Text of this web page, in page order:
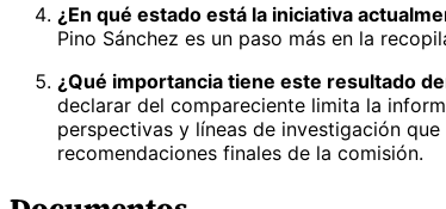
¿En qué estado está la iniciativa
Pino Sánchez es un paso más en la
¿Qué importancia tiene este resultado
declarar del compareciente limita la
perspectivas y líneas de investigación
recomendaciones finales de la comisión.